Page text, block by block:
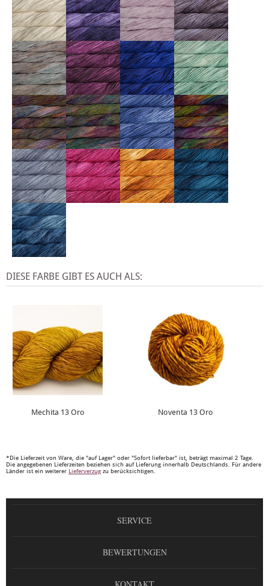
DIESE FARBE GIBT ES AUCH ALS:
Mechita 13 Oro Noventa 13 Oro
*Die Lieferzeit von Ware, die "auf Lager" oder "Sofort lieferbar" ist, beträgt maximal 2 Tage.
Die angegebenen Lieferzeiten beziehen sich auf Lieferung innerhalb Deutschlands. Für andere
Länder ist ein weiterer Lieferverzug zu berücksichtigen.
SERVICE
BEWERTUNGEN